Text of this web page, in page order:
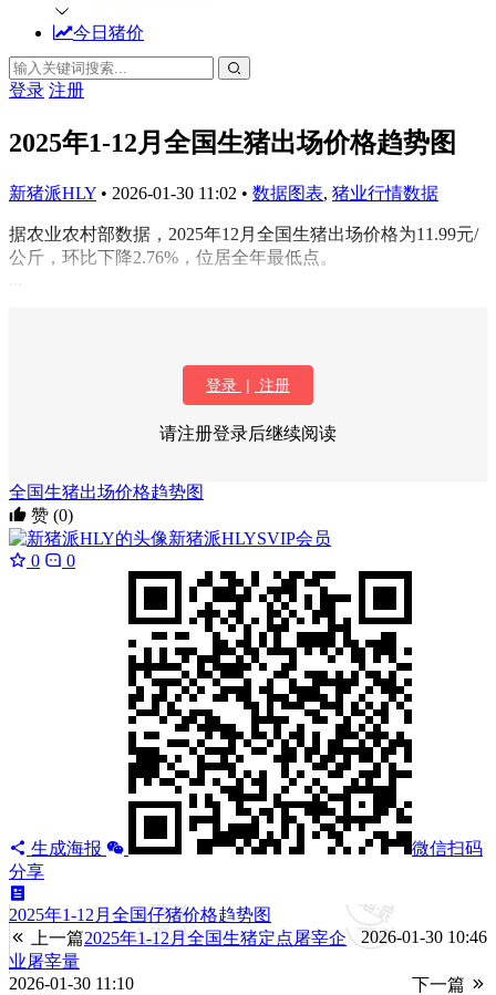
今日猪价
登录 注册
2025年1-12月全国生猪出场价格趋势图
新猪派HLY • 2026-01-30 11:02 • 数据图表, 猪业行情数据
据农业农村部数据，2025年12月全国生猪出场价格为11.99元/
公斤，环比下降2.76%，位居全年最低点。
登录 | 注册
请注册登录后继续阅读
全国生猪出场价格趋势图
赞 (0)
新猪派HLYSVIP会员
0
0
生成海报
微信扫码
分享
2025年1-12月全国仔猪价格趋势图
上一篇
2026-01-30 10:46
2025年1-12月全国生猪定点屠宰企
业屠宰量
下一篇
2026-01-30 11:10